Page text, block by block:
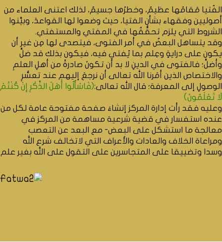
الفُتيا مَقامُها عظيمٌ، وخطرُها جسيمٌ، لذلك اعتنى العلماء من
أصوليين وفقهاء بشأن الفتيا، حيث وضعوا لها القواعدَ، وبيَّنوا
الشروط التي يلزم تحقُّقُها في المفتي والمستفتي.
وقد يتساهل البعضُ في أمر الفتوى، فيتصدى لها مِن غير أن
يكون على درايةٍ وعِلم بما يُفتي فيه، فيكون بذلك قد ضلَّ
وأضلَّ؛ فالفتوى في الدينِ لا بد أن تكونَ صادرةً من أهلِ العلمِ
والاختصاص الذين أمَرنا الله تعالى أن نرجعَ إليهم عند تعسُّرِ
الوصولِ إلى المعرفة؛ قال الله تعالى:(فَاسْأَلُوا أَهْلَ الذِّكْرِ إِنْ كُنْتُمْ
لَا تَعْلَمُونَ)
وعليه فقد رأت إدارة المركز إنشاءَ صفحة مفتوحة عامة لكل من
عنده استفسار في قضية شرعية مساهمة من المركز في
معالجة ما استشكل على البعض- مع البعد عن التعصب
ومراعاة الخلاف والعادات والأعراف التي لاتخالف شرع الله
وسدا وتضييقا على المتجاسرين على التقول على الله بغير علم